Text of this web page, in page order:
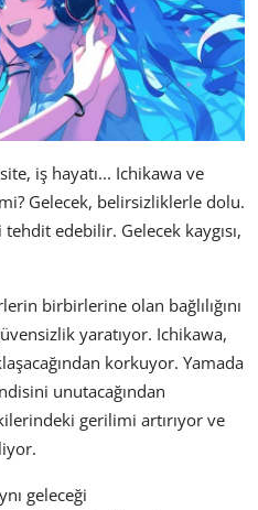
iş hayatı... Ichikawa ve
Gelecek, belirsizliklerle dolu.
edebilir. Gelecek kaygısı,
birbirlerine olan bağlılığını
yaratıyor. Ichikawa,
korkuyor. Yamada
unutacağından
gerilimi artırıyor ve
geleceği